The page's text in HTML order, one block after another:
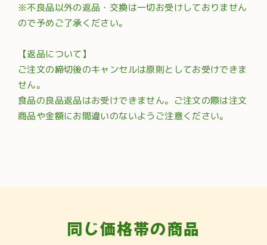
※不良品以外の返品・交換は一切お受けしておりません
ので予めご了承ください。
【返品について】
ご注文の締切後のキャンセルは原則としてお受けできま
せん。
食品の良品返品はお受けできません。ご注文の際は注文
商品や金額にお間違いのないようご注意ください。
同じ価格帯の商品